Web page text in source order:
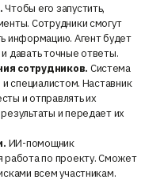
Чтобы его запустить,
Сотрудники смогут
информацию. Агент будет
давать точные ответы.
сотрудников. Система
специалистом. Наставник
и отправлять их
и передает их
ИИ-помощник
работа по проекту. Сможет
всем участникам.